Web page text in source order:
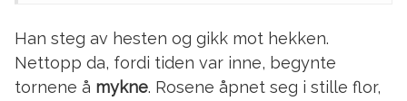
Han steg av hesten og gikk mot hekken.
Nettopp da, fordi tiden var inne, begynte
tornene å mykne. Rosene åpnet seg i stille flor,